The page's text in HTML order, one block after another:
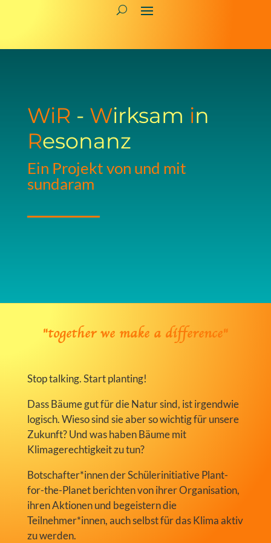
WiR - Wirksam in
Resonanz
Ein Projekt von und mit
sundaram
"together we make a difference"
Stop talking. Start planting!
Dass Bäume gut für die Natur sind, ist irgendwie
logisch. Wieso sind sie aber so wichtig für unsere
Zukunft? Und was haben Bäume mit
Klimagerechtigkeit zu tun?
Botschafter*innen der Schülerinitiative Plant-
for-the-Planet berichten von ihrer Organisation,
ihren Aktionen und begeistern die
Teilnehmer*innen, auch selbst für das Klima aktiv
zu werden.